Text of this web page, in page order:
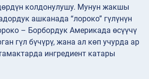
колдонулушу. Мунун жакшы
ашканада “лороко” гүлүнүн
– Борбордук Америкада өсүүчү
гүл бүчүрү, жана ал көп учурда ар
ингредиент катары